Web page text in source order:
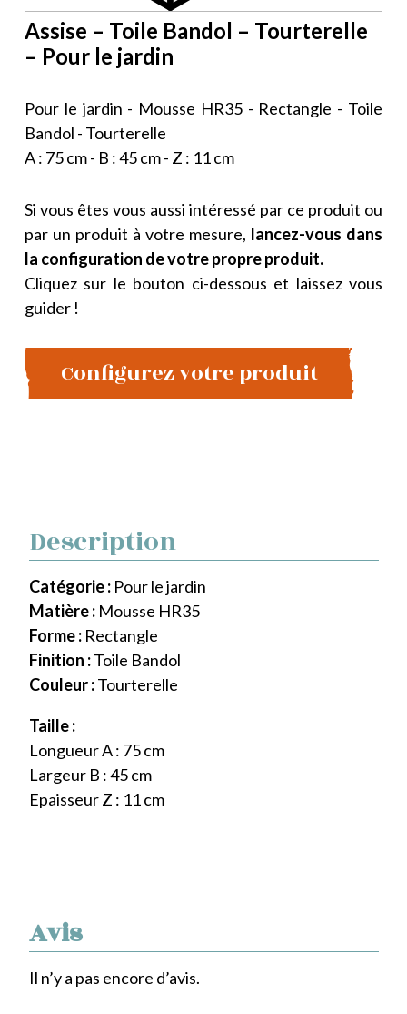
Assise – Toile Bandol – Tourterelle
– Pour le jardin
Pour le jardin - Mousse HR35 - Rectangle - Toile
Bandol - Tourterelle
A : 75 cm - B : 45 cm - Z : 11 cm
Si vous êtes vous aussi intéressé par ce produit ou
par un produit à votre mesure, lancez-vous dans
la configuration de votre propre produit.
Cliquez sur le bouton ci-dessous et laissez vous
guider !
Configurez votre produit
Avis
Il n’y a pas encore d’avis.
Description
Catégorie : Pour le jardin
Matière : Mousse HR35
Forme : Rectangle
Finition :Toile Bandol
Couleur :Tourterelle
Taille :
Longueur A : 75 cm
Largeur B : 45 cm
Epaisseur Z : 11 cm